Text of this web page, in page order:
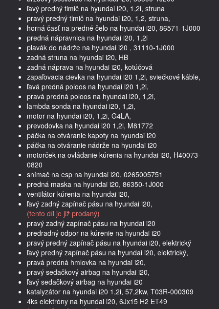
ľavý predný tlmič na hyundai i20, 1,2i, struna
pravý predný tlmič na hyundai i20, 1,2, struna,
horná časť na predné čelo na hyundai i20, 86571-1J000
predná nápravnica na hyundai i20, 1,2i
plavák do nádrže na hyundai i20 , 31110-1J000
zadná struna na hyundai i20, HB
zadná náprava na hyundai i20, kotúčová
zapaľovacia cievka na hyundai i20 1,2i, sviečkové káble,
ľavá predná poloos na hyundai i20 1,2i,
pravá predná poloos na hyundai i20, 1,2i,
lambda sonda na hyundai i20, 1,2i,
motor na hyundai i20, 1,2i, G4LA,
prevodovka na hyundai i20 1,2i, M81772
páčka na otváranie kapoty na hyundai i20
páčka na otváranie nádrže na hyundai i20
motorček na ovládanie kúrenia na hyundai i20, H40073-
0820
snímač na esp na hyundai i20, 0265005751
predná maska na hyundai i20, 86350-1J000
ventilátor kúrenia na hyundai i20,
ľavý zadný zapínač pásu na hyundai i20,
(tento díl je již prodaný)
pravý zadný zapínač pásu na hyundai i20
predradný odpor na kúrenie na hyundai i20
pravý predný zapínač pásu na hyundai i20, elektrický
ľavý predný zapínač pásu na hyundai i20, elektrický,
pravá predná hmlovka na hyundai i20,
pravý sedačkový airbag na hyundai i20,
ľavý sedačkový airbag na hyundai i20
katalyzátor na hyundai i20 1,2i, 57,2kw, T03R-000309
4ks elektróny na hyundai i20, 6Jx15 H2 ET49